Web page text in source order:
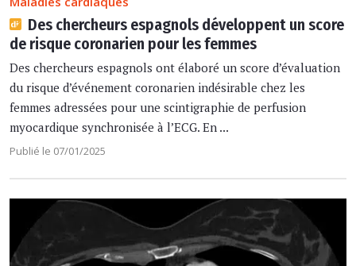
Des chercheurs espagnols développent un score
de risque coronarien pour les femmes
Des chercheurs espagnols ont élaboré un score d’évaluation
du risque d’événement coronarien indésirable chez les
femmes adressées pour une scintigraphie de perfusion
myocardique synchronisée à l’ECG. En ...
Publié le 07/01/2025